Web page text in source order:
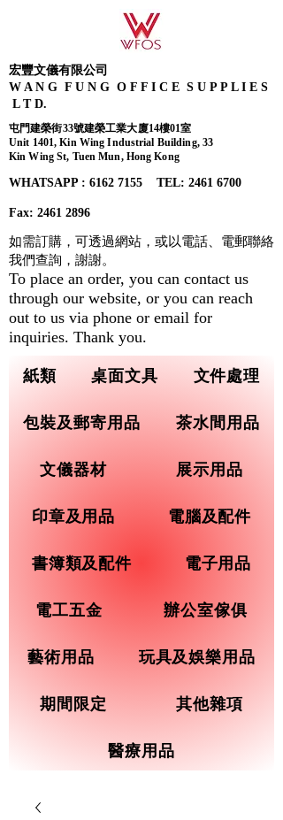
宏豐文儀有限公司
W A N G F U N G O F F I C E S U P P L I E S
L T D.
屯門建榮街33號建榮工業大廈14樓01室
Unit 1401, Kin Wing Industrial Building, 33
Kin Wing St, Tuen Mun, Hong Kong
WHATSAPP : 6162 7155​ TEL: 2461 6700
Fax: 2461 2896
紙類 桌面文具 文件處理
包裝及郵寄用品 茶水間用品
文儀器材 展示用品
印章及用品 電腦及配件
書簿類及配件 電子用品
電工五金 辦公室傢俱
藝術用品 玩具及娛樂用品
期間限定 其他雜項
醫療用品
如需訂購，可透過網站，或以電話、電郵聯絡
我們查詢， 謝謝。
To place an order, you can contact us
through our website, or you can reach
out to us via phone or email for
inquiries. Thank you.